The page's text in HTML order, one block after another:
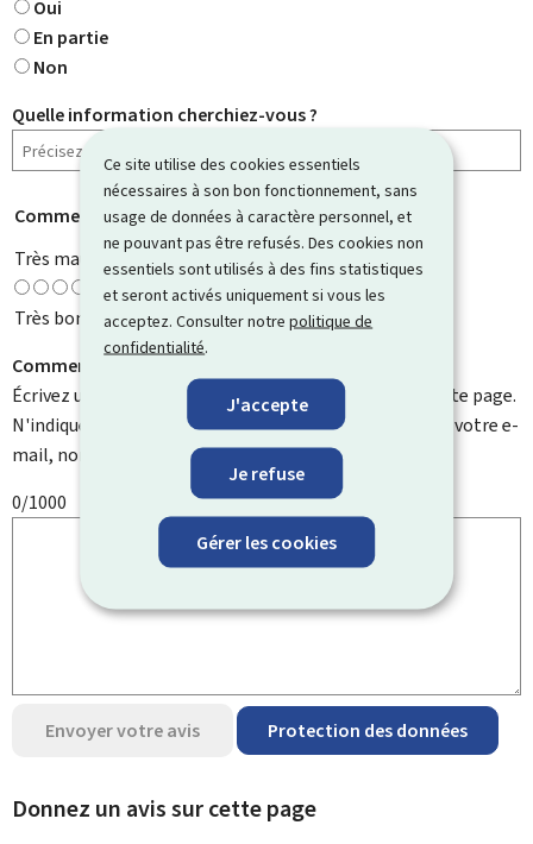
Ce site utilise des cookies essentiels
nécessaires à son bon fonctionnement, sans
usage de données à caractère personnel, et
ne pouvant pas être refusés. Des cookies non
essentiels sont utilisés à des fins statistiques
et seront activés uniquement si vous les
acceptez. Consulter notrepolitique de
confidentialité.
J'accepte
Je refuse
Gérer les cookies
Oui
En partie
Non
Quelle information cherchiez-vous ?
Comment évaluez-vous cette page ? *
Très mauvaise
Très bonne
Comment pouvons-nous l'améliorer ?
Écrivez un commentaire et aidez-nous à améliorer cette page.
N'indiquez pas d'informations personnelles telles que votre e-
mail, nom, numéro de téléphone, etc.
0/1000
Envoyer votre avis Protection des données
Donnez un avis sur cette page